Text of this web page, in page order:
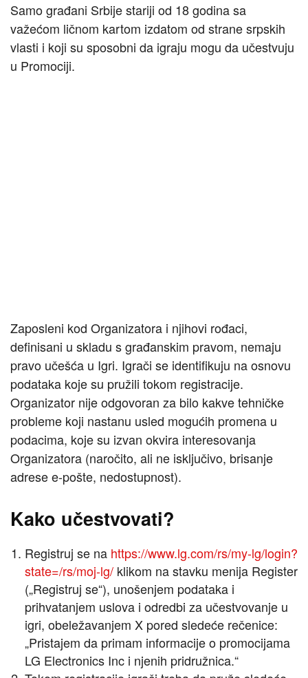
Samo građani Srbije stariji od 18 godina sa
važećom ličnom kartom izdatom od strane srpskih
vlasti i koji su sposobni da igraju mogu da učestvuju
u Promociji.
Zaposleni kod Organizatora i njihovi rođaci,
definisani u skladu s građanskim pravom, nemaju
pravo učešća u Igri. Igrači se identifikuju na osnovu
podataka koje su pružili tokom registracije.
Organizator nije odgovoran za bilo kakve tehničke
probleme koji nastanu usled mogućih promena u
podacima, koje su izvan okvira interesovanja
Organizatora (naročito, ali ne isključivo, brisanje
adrese e-pošte, nedostupnost).
Kako učestvovati?
Registruj se na https://www.lg.com/rs/my-lg/login?
state=/rs/moj-lg/ klikom na stavku menija Register
(„Registruj se“), unošenjem podataka i
prihvatanjem uslova i odredbi za učestvovanje u
igri, obeležavanjem X pored sledeće rečenice:
„Pristajem da primam informacije o promocijama
LG Electronics Inc i njenih pridružnica.“